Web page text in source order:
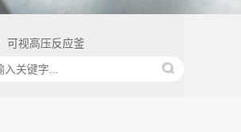
可视高压反应釜